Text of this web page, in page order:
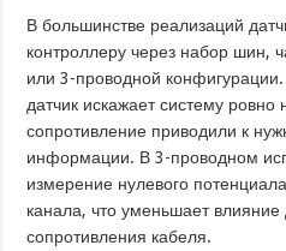
В большинстве реализаций
контроллеру через набор шин,
или 3-проводной
датчик искажает систему ровно
сопротивление приводили к
информации. В 3-проводном
измерение нулевого
канала, что уменьшает
сопротивления кабеля.